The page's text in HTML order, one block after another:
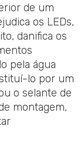
de um
os LEDs,
danifica os
pela água
lo por um
o selante de
montagem,